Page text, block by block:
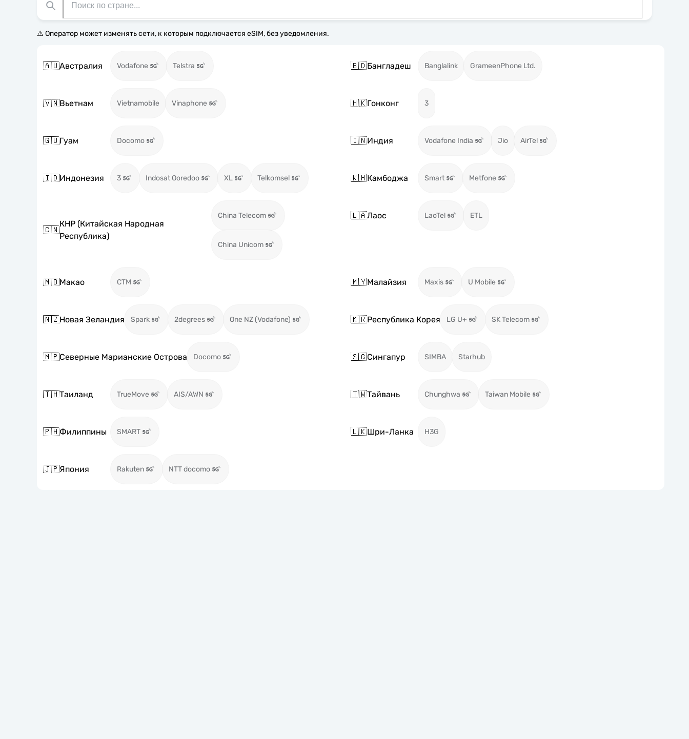
⚠️ Оператор может изменять сети, к которым подключается eSIM, без уведомления.
🇦🇺Австралия Vodafone Telstra 🇧🇩Бангладеш Banglalink GrameenPhone Ltd.
🇻🇳Вьетнам Vietnamobile Vinaphone 🇭🇰Гонконг 3
🇬🇺Гуам Docomo 🇮🇳Индия Vodafone India Jio AirTel
🇮🇩Индонезия 3 Indosat Ooredoo XL Telkomsel 🇰🇭Камбоджа Smart Metfone
🇨🇳
КНР (Китайская Народная
Республика)
China Telecom
China Unicom
🇱🇦Лаос LaoTel ETL
🇲🇴Макао CTM 🇲🇾Малайзия Maxis U Mobile
🇳🇿Новая Зеландия Spark 2degrees One NZ (Vodafone) 🇰🇷Республика Корея LG U+ SK Telecom
🇲🇵Северные Марианские Острова Docomo 🇸🇬Сингапур SIMBA Starhub
🇹🇭Таиланд TrueMove AIS/AWN 🇹🇼Тайвань Chunghwa Taiwan Mobile
🇵🇭Филиппины SMART 🇱🇰Шри-Ланка H3G
🇯🇵Япония Rakuten NTT docomo